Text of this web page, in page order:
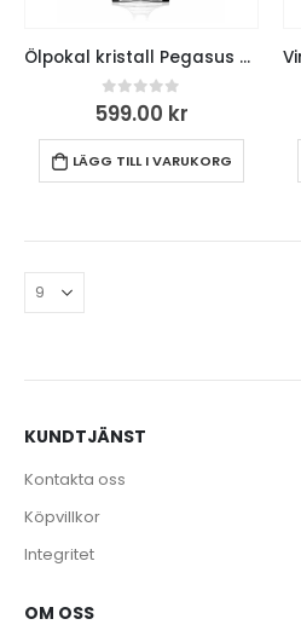
Ölpokal kristall Pegasus 40 cl, 6-pack
0out of 5
599.00 kr
LÄGG TILL I VARUKORG
KUNDTJÄNST
Kontakta oss
Köpvillkor
Integritet
OM OSS